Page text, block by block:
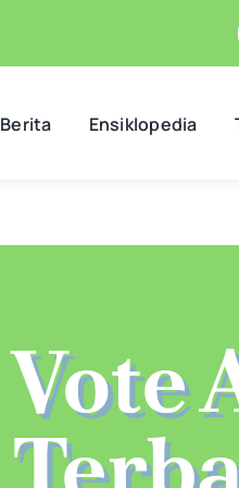
Berita Ensiklopedia
Vote